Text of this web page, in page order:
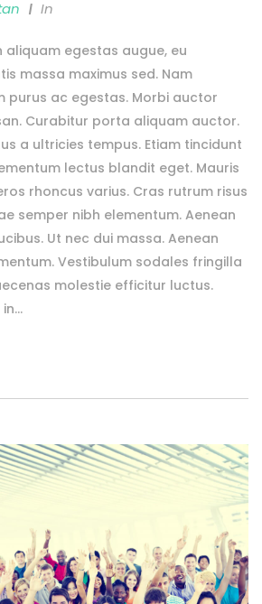
In
aliquam egestas augue, eu
massa maximus sed. Nam
purus ac egestas. Morbi auctor
Curabitur porta aliquam auctor.
a ultricies tempus. Etiam tincidunt
lectus blandit eget. Mauris
rhoncus varius. Cras rutrum risus
semper nibh elementum. Aenean
Ut nec dui massa. Aenean
Vestibulum sodales fringilla
molestie efficitur luctus.